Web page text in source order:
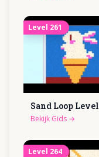
Level 261
Sand Loop Level
Bekijk Gids →
Level 264